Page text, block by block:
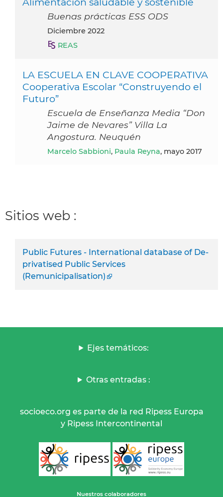
Buenas prácticas ESS ODS
diciembre 2022
REAS
LA ESCUELA EN CLAVE COOPERATIVA
Cooperativa Escolar “Construyendo el
Futuro”
Escuela de Enseñanza Media “Don
Jaime de Nevares” Villa La
Angostura. Neuquén
Marcelo Sabbioni, Paula Reyna, mayo 2017
Sitios web :
Public Futures - International database of De-
privatised Public Services
(Remunicipalisation)
Ejes temáticos:
Otras entradas :
socioeco.org es parte de la red Ripess Europa
y Ripess Intercontinental
Nuestros colaboradores